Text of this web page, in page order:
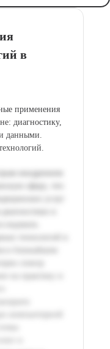
в
применения
диагностику,
данными.